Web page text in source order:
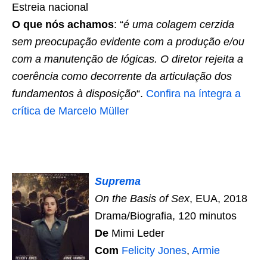
Estreia nacional
O que nós achamos: “é uma colagem cerzida
sem preocupação evidente com a produção e/ou
com a manutenção de lógicas. O diretor rejeita a
coerência como decorrente da articulação dos
fundamentos à disposição“. Confira na íntegra a
crítica de Marcelo Müller
Suprema
On the Basis of Sex, EUA, 2018
Drama/Biografia, 120 minutos
De Mimi Leder
Com Felicity Jones, Armie